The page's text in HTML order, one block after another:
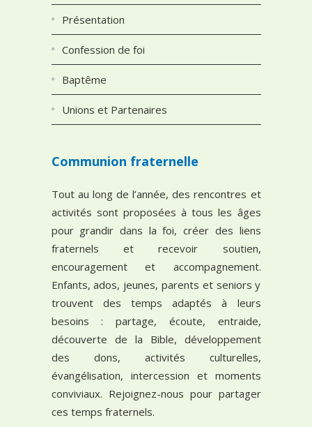
Présentation
Confession de foi
Baptême
Unions et Partenaires
Communion fraternelle
Tout au long de l’année, des rencontres et
activités sont proposées à tous les âges
pour grandir dans la foi, créer des liens
fraternels et recevoir soutien,
encouragement et accompagnement.
Enfants, ados, jeunes, parents et seniors y
trouvent des temps adaptés à leurs
besoins : partage, écoute, entraide,
découverte de la Bible, développement
des dons, activités culturelles,
évangélisation, intercession et moments
conviviaux. Rejoignez-nous pour partager
ces temps fraternels.